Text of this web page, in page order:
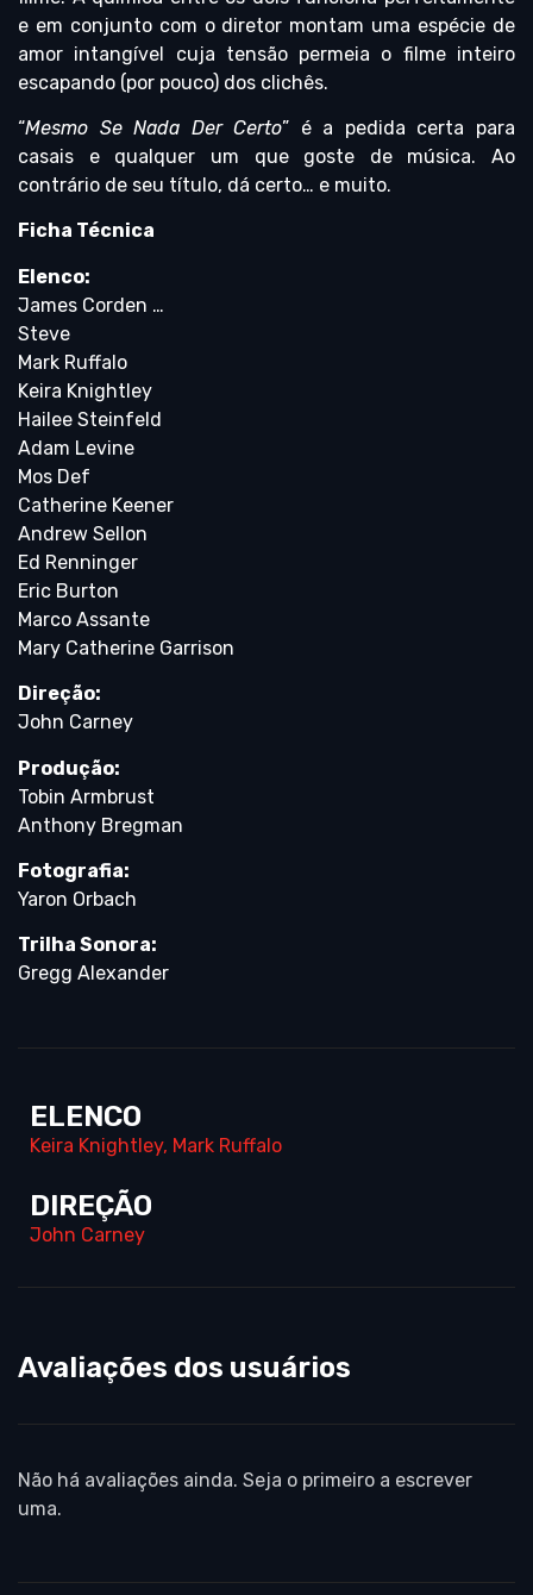
e em conjunto com o diretor montam uma espécie de
amor intangível cuja tensão permeia o filme inteiro
escapando (por pouco) dos clichês.
“Mesmo Se Nada Der Certo” é a pedida certa para
casais e qualquer um que goste de música. Ao
contrário de seu título, dá certo… e muito.
Ficha Técnica
Elenco:
James Corden …
Steve
Mark Ruffalo
Keira Knightley
Hailee Steinfeld
Adam Levine
Mos Def
Catherine Keener
Andrew Sellon
Ed Renninger
Eric Burton
Marco Assante
Mary Catherine Garrison
Direção:
John Carney
Produção:
Tobin Armbrust
Anthony Bregman
Fotografia:
Yaron Orbach
Trilha Sonora:
Gregg Alexander
ELENCO
Keira Knightley, Mark Ruffalo
DIREÇÃO
John Carney
Avaliações dos usuários
Não há avaliações ainda. Seja o primeiro a escrever
uma.